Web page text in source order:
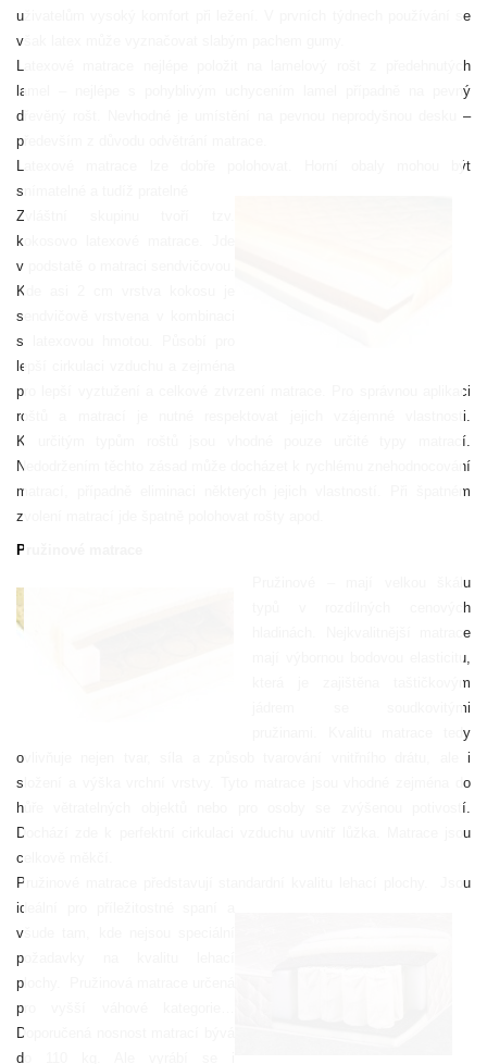
uživatelům vysoký komfort při ležení. V prvních týdnech používání se
však latex může vyznačovat slabým pachem gumy.
Latexové matrace nejlépe položit na lamelový rošt z předehnutých
lamel – nejlépe s pohyblivým uchycením lamel případně na pevný
dřevěný rošt. Nevhodné je umístění na pevnou neprodyšnou desku –
především z důvodu odvětrání matrace.
Latexové matrace lze dobře polohovat. Horní obaly mohou být
snímatelné a tudíž pratelné
Zvláštní skupinu tvoří tzv.
kokosovo latexové matrace. Jde
v podstatě o matraci sendvičovou.
Kde asi 2 cm vrstva kokosu je
sendvičově vrstvena v kombinaci
s latexovou hmotou. Působí pro
lepší cirkulaci vzduchu a zejména
pro lepší vyztužení a celkové ztvrzení matrace. Pro správnou aplikaci
roštů a matrací je nutné respektovat jejich vzájemné vlastnosti.
K určitým typům roštů jsou vhodné pouze určité typy matrací.
Nedodržením těchto zásad může docházet k rychlému znehodnocování
matrací, případně eliminaci některých jejich vlastností. Při špatném
zvolení matrací jde špatně polohovat rošty apod.
Pružinové matrace
Pružinové – mají velkou škálu
typů v rozdílných cenových
hladinách. Nejkvalitnější matrace
mají výbornou bodovou elasticitu,
která je zajištěna taštičkovým
jádrem se soudkovitými
pružinami. Kvalitu matrace tedy
ovlivňuje nejen tvar, síla a způsob tvarování vnitřního drátu, ale i
složení a výška vrchní vrstvy. Tyto matrace jsou vhodné zejména do
hůře větratelných objektů nebo pro osoby se zvýšenou potivostí.
Dochází zde k perfektní cirkulaci vzduchu uvnitř lůžka. Matrace jsou
celkově měkčí.
Pružinové matrace představují standardní kvalitu lehací plochy.
Jsou
ideáln
všude tam, kde nejsou speciální
požadavky na kvalitu lehací
plochy.
pro vyšší váhové kategorie…
Doporučená nosnost matrací bývá
do 110 kg. Ale vyrábí se i